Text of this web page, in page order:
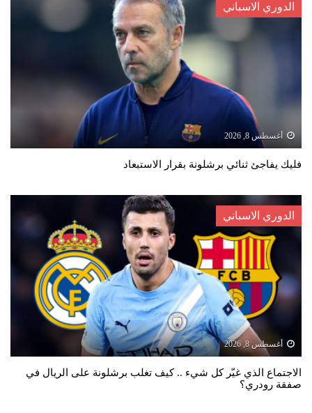
الدوري الاسباني
أغسطس 8, 2026
فليك يفاجئ ثنائي برشلونة بقرار الاستبعاد
الدوري الاسباني
أغسطس 8, 2026
الاجتماع الذي غيّر كل شيء .. كيف تغلب برشلونة على الريال في
صفقة رودري؟